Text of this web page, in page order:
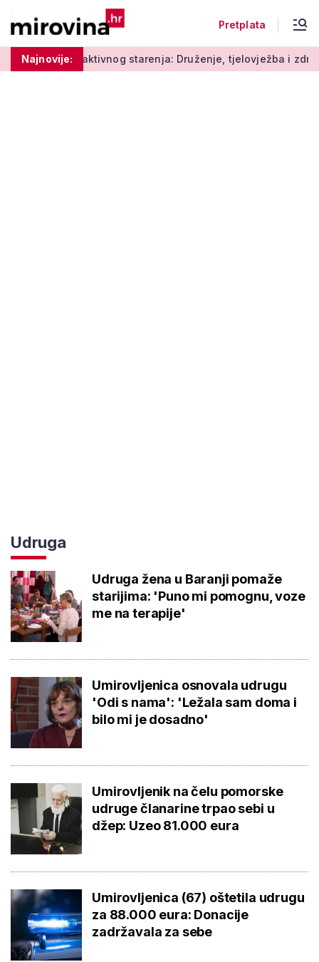
Pretplata
Najnovije:aktivnog starenja: Druženje, tjelovježba i zdrava
Udruga
Udruga žena u Baranji pomaže
starijima: 'Puno mi pomognu, voze
me na terapije'
Umirovljenica osnovala udrugu
'Odi s nama': 'Ležala sam doma i
bilo mi je dosadno'
Umirovljenik na čelu pomorske
udruge članarine trpao sebi u
džep: Uzeo 81.000 eura
Umirovljenica (67) oštetila udrugu
za 88.000 eura: Donacije
zadržavala za sebe